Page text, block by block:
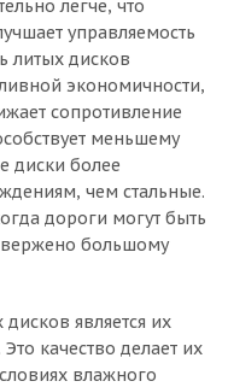
легче, что
управляемость
литых дисков
экономичности,
сопротивление
меньшему
диски более
чем стальные.
дороги могут быть
большому
является их
качество делает их
влажного